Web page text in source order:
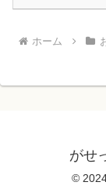
ホーム
がせ
©